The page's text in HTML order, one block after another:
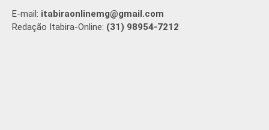
E-mail: itabiraonlinemg@gmail.com
Redação Itabira-Online: (31) 98954-7212